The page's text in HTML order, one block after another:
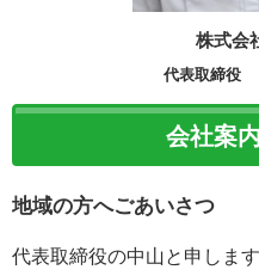
株式会
代表取締役
会社案
地域の方へごあいさつ
代表取締役の中山と申します